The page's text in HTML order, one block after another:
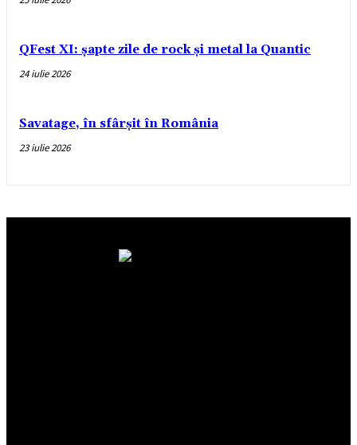
QFest XI: șapte zile de rock și metal la Quantic
24 iulie 2026
Savatage, în sfârșit în România
23 iulie 2026